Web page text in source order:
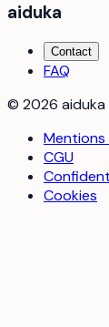
aiduka
Contact
FAQ
© 2026
Mentions
CGU
Cookies